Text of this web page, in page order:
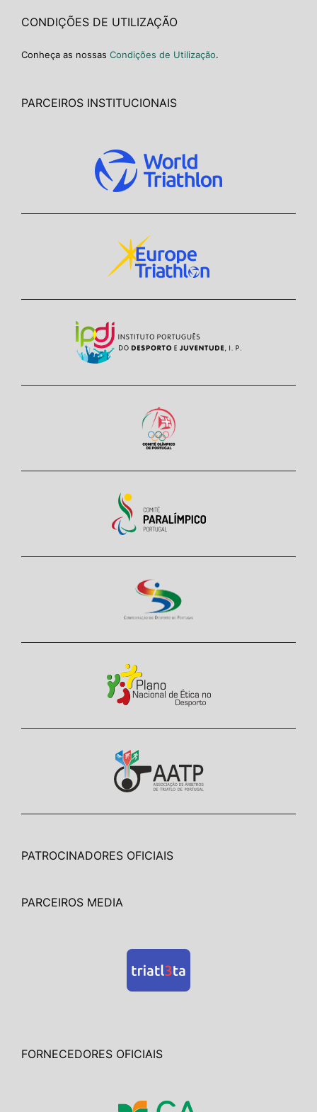
CONDIÇÕES DE UTILIZAÇÃO
Conheça as nossas Condições de Utilização.
PARCEIROS INSTITUCIONAIS
PATROCINADORES OFICIAIS
PARCEIROS MEDIA
FORNECEDORES OFICIAIS